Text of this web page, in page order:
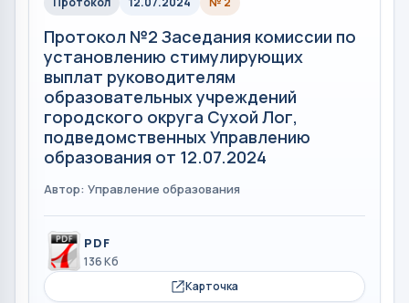
Протокол №2 Заседания комиссии по
установлению стимулирующих
выплат руководителям
образовательных учреждений
городского округа Сухой Лог,
подведомственных Управлению
образования от 12.07.2024
Автор: Управление образования
PDF
136 Кб
Карточка